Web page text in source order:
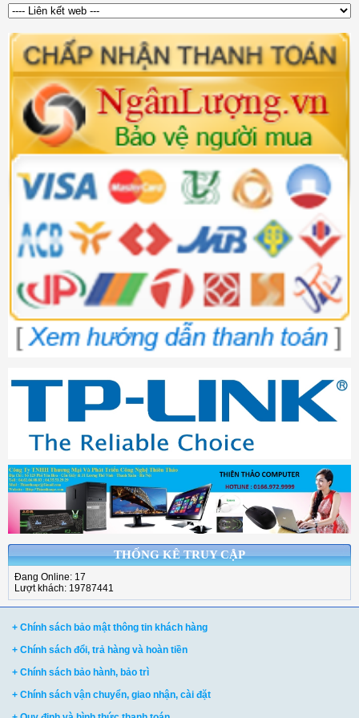
THỐNG KÊ TRUY CẬP
Đang Online: 17
Lượt khách: 19787441
+ Chính sách bảo mật thông tin khách hàng
+ Chính sách đổi, trả hàng và hoàn tiền
+ Chính sách bảo hành, bảo trì
+ Chính sách vận chuyển, giao nhận, cài đặt